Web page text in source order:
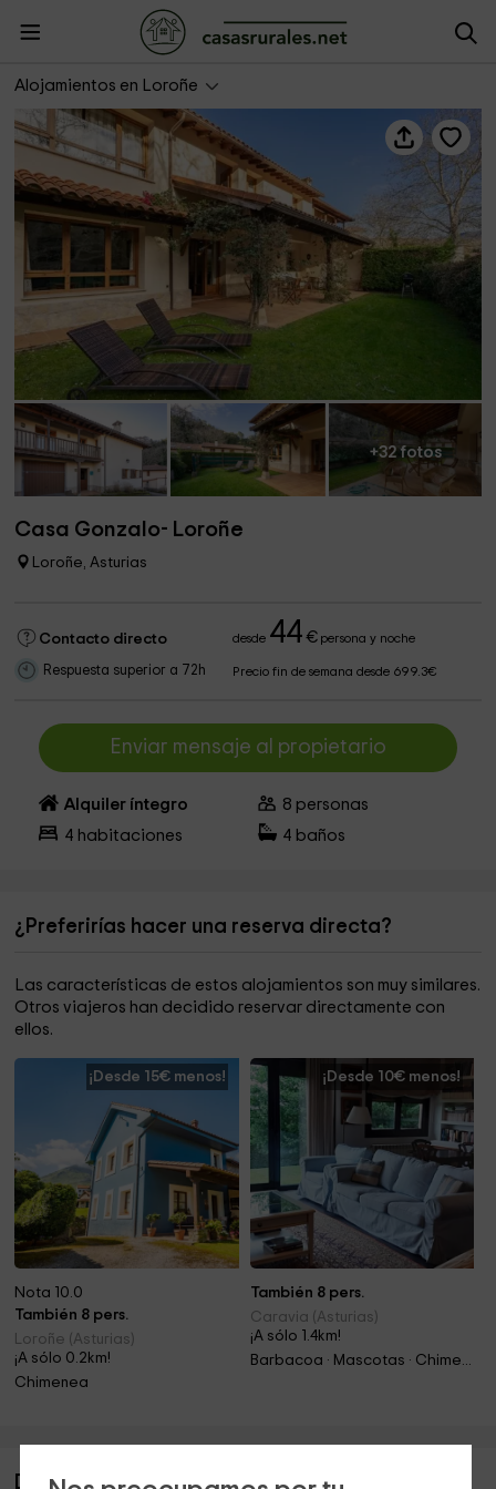
Alojamientos en Loroñe
Casa Gonzalo- Loroñe
+32 fotos
Casa Gonzalo- Loroñe
Loroñe, Asturias
Contacto directo desde 44 €persona y noche
Respuesta superior a 72h Precio fin de semana desde 699.3€
Enviar mensaje al propietario
Alquiler íntegro 8 personas
4 habitaciones 4 baños
¿Preferirías hacer una reserva directa?
Las características de estos alojamientos son muy similares.
Otros viajeros han decidido reservar directamente con
ellos.
¡Desde 15€ menos!
Nota 10.0
También 8 pers.
Loroñe (Asturias)
¡A sólo 0.2km!
Chimenea
¡Desde 10€ menos!
También 8 pers.
Caravia (Asturias)
¡A sólo 1.4km!
Barbacoa · Mascotas · Chimenea
Descripción de Casa Gonzalo- Loroñe